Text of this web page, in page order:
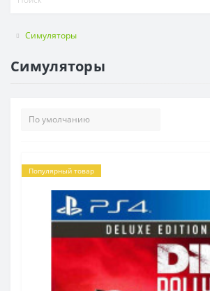
Симуляторы
Симуляторы
Популярный товар